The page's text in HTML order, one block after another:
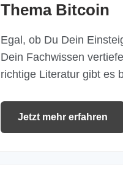
Thema Bitcoin
Egal, ob Du Dein
Dein Fachwissen
richtige Literatur gibt es
Jetzt mehr erfahren